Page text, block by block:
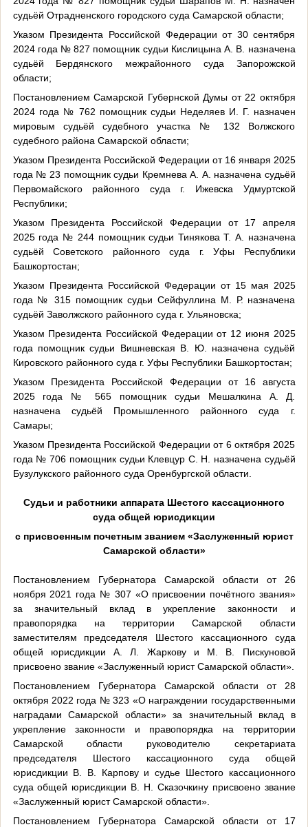
судьёй Отрадненского городского суда Самарской области;
Указом Президента Российской Федерации от 30 сентября
2024 года № 827 помощник судьи Кислицына А. В. назначена
судьёй Бердянского межрайонного суда Запорожской
области;
Постановлением Самарской Губернской Думы от 22 октября
2024 года № 762 помощник судьи Неделяев И. Г. назначен
мировым судьёй судебного участка № 132 Волжского
судебного района Самарской области;
Указом Президента Российской Федерации от 16 января 2025
года № 23 помощник судьи Кремнева А. А. назначена судьёй
Первомайского районного суда г. Ижевска Удмуртской
Республики;
Указом Президента Российской Федерации от 17 апреля
2025 года № 244 помощник судьи Тинякова Т. А. назначена
судьёй Советского районного суда г. Уфы Республики
Башкортостан;
Указом Президента Российской Федерации от 15 мая 2025
года № 315 помощник судьи Сейфуллина М. Р. назначена
судьёй Заволжского районного суда г. Ульяновска;
Указом Президента Российской Федерации от 12 июня 2025
года помощник судьи Вишневская В. Ю. назначена судьёй
Кировского районного суда г. Уфы Республики Башкортостан;
Указом Президента Российской Федерации от 16 августа
2025 года № 565 помощник судьи Мешалкина А. Д.
назначена судьёй Промышленного районного суда г.
Самары;
Указом Президента Российской Федерации от 6 октября 2025
года № 706 помощник судьи Клевцур С. Н. назначена судьёй
Бузулукского районного суда Оренбургской области.
Судьи и работники аппарата Шестого кассационного
суда общей юрисдикции
с присвоенным почетным званием «Заслуженный юрист
Самарской области»
Постановлением Губернатора Самарской области от 26
ноября 2021 года № 307 «О присвоении почётного звания»
за значительный вклад в укрепление законности и
правопорядка на территории Самарской области
заместителям председателя Шестого кассационного суда
общей юрисдикции А. Л. Жаркову и М. В. Пискуновой
присвоено звание «Заслуженный юрист Самарской области».
Постановлением Губернатора Самарской области от 28
октября 2022 года № 323 «О награждении государственными
наградами Самарской области» за значительный вклад в
укрепление законности и правопорядка на территории
Самарской области руководителю секретариата
председателя Шестого кассационного суда общей
юрисдикции В. В. Карпову и судье Шестого кассационного
суда общей юрисдикции В. Н. Сказочкину присвоено звание
«Заслуженный юрист Самарской области».
Постановлением Губернатора Самарской области от 17